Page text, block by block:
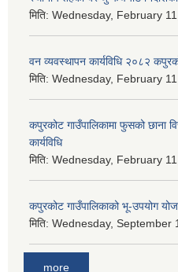
मिति: Wednesday, February
वन व्यवस्थापन कार्यविधि २०८२
मिति: Wednesday, February
कपुरकोट गाउँपालिकामा फुसको छाना
कार्यविधि
मिति: Wednesday, February
कपुरकोट गाउँपालिकाको भू-उपयोग
मिति: Wednesday, September
more